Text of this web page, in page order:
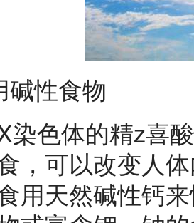
碱性食物
染色体的精z喜
，可以改变人
用天然碱性钙